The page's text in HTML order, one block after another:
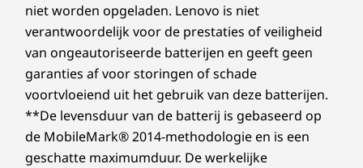
niet worden opgeladen. Lenovo is niet
verantwoordelijk voor de prestaties of veiligheid
van ongeautoriseerde batterijen en geeft geen
garanties af voor storingen of schade
voortvloeiend uit het gebruik van deze batterijen.
**De levensduur van de batterij is gebaseerd op
de MobileMark® 2014-methodologie en is een
geschatte maximumduur. De werkelijke